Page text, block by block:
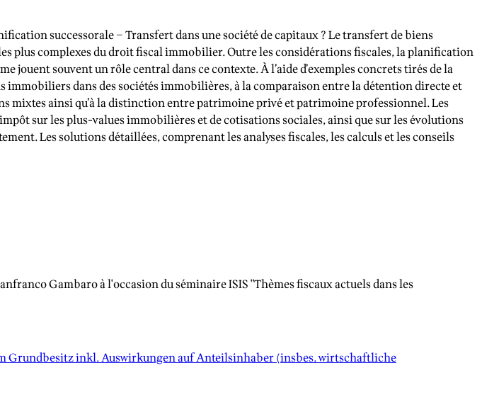
successorale – Transfert dans une société de capitaux ? Le transfert de biens
plus complexes du droit fiscal immobilier. Outre les considérations fiscales, la planification
souvent un rôle central dans ce contexte. À l’aide d’exemples concrets tirés de la
dans des sociétés immobilières, à la comparaison entre la détention directe et
ainsi qu’à la distinction entre patrimoine privé et patrimoine professionnel. Les
sur les plus-values immobilières et de cotisations sociales, ainsi que sur les évolutions
Les solutions détaillées, comprenant les analyses fiscales, les calculs et les conseils
Gambaro à l'occasion du séminaire ISIS "Thèmes fiscaux actuels dans les
inkl. Auswirkungen auf Anteilsinhaber (insbes. wirtschaftliche